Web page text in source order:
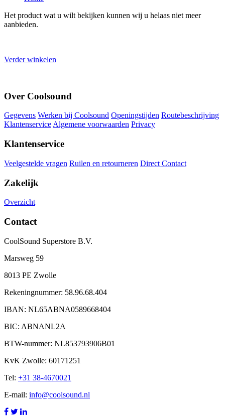
Het product wat u wilt bekijken kunnen wij u helaas niet meer
aanbieden.
Verder winkelen
Over Coolsound
Gegevens Werken bij Coolsound Openingstijden Routebeschrijving
KlantenserviceAlgemene voorwaarden Privacy
Klantenservice
Veelgestelde vragen Ruilen en retourneren Direct Contact
Zakelijk
Overzicht
Contact
CoolSound Superstore B.V.
Marsweg 59
8013 PE Zwolle
Rekeningnummer: 58.96.68.404
IBAN: NL65ABNA0589668404
BIC: ABNANL2A
BTW-nummer: NL853793906B01
KvK Zwolle: 60171251
Tel: +31 38-4670021
E-mail: info@coolsound.nl